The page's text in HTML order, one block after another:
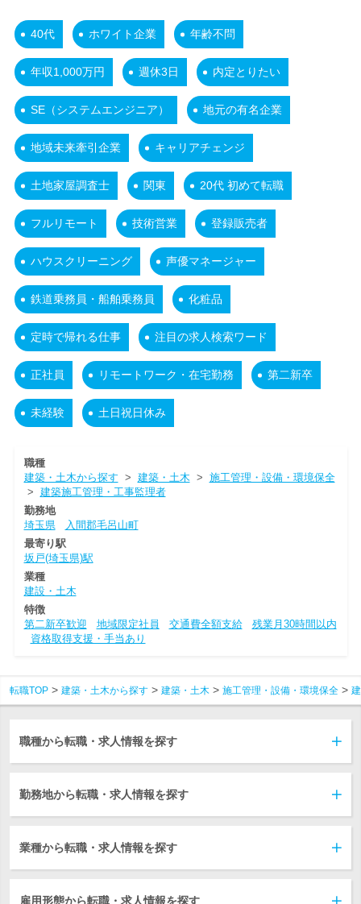
40代 ホワイト企業 年齢不問
年収1,000万円 週休3日 内定とりたい
SE（システムエンジニア） 地元の有名企業
地域未来牽引企業 キャリアチェンジ
土地家屋調査士 関東 20代 初めて転職
フルリモート 技術営業 登録販売者
ハウスクリーニング 声優マネージャー
鉄道乗務員・船舶乗務員 化粧品
定時で帰れる仕事 注目の求人検索ワード
正社員 リモートワーク・在宅勤務 第二新卒
未経験 土日祝日休み
職種
建築・土木から探す > 建築・土木 > 施工管理・設備・環境保全
> 建築施工管理・工事監理者
勤務地
埼玉県
入間郡毛呂山町
最寄り駅
坂戸(埼玉県)駅
業種
建設・土木
特徴
第二新卒歓迎
地域限定社員 交通費全額支給
残業月30時間以内
資格取得支援・手当あり
転職TOP 建築・土木から探す 建築・土木 施工管理・設備・環境保全
職種から転職・求人情報を探す
勤務地から転職・求人情報を探す
業種から転職・求人情報を探す
雇用形態から転職・求人情報を探す